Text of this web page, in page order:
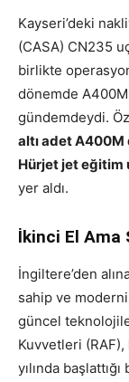
Kayseri’deki
(CASA) CN235
birlikte
dönemde
gündemdeydi.
altı adet
Hürjet jet eğitim
yer aldı.
İkinci El Ama
İngiltere’den
sahip ve
güncel
Kuvvetleri (RAF),
yılında